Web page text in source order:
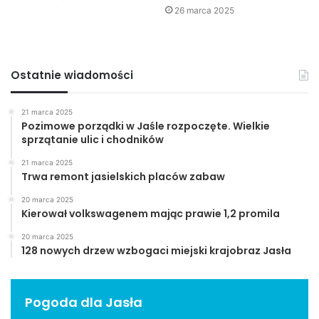
Dzięki rozbudowanemu menu użytkownik ma dostęp do
tematów z zakresu odnawialnych źródeł energii, ekologii,
wiedzy z zakresu oszczędzania energii.
26 marca 2025
Ostatnie wiadomości
21 marca 2025
Pozimowe porządki w Jaśle rozpoczęte. Wielkie
sprzątanie ulic i chodników
21 marca 2025
Trwa remont jasielskich placów zabaw
20 marca 2025
Kierował volkswagenem mając prawie 1,2 promila
20 marca 2025
128 nowych drzew wzbogaci miejski krajobraz Jasła
Pogoda dla Jasła